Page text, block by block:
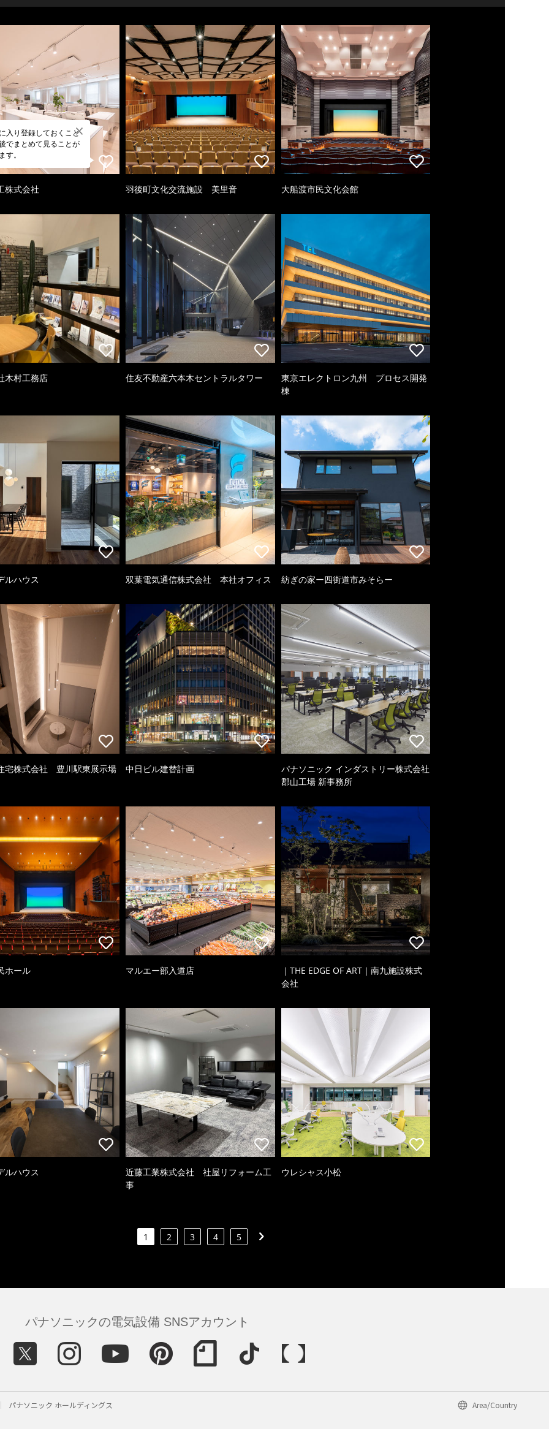
入り登録しておくこと
でまとめて見ることが
す。
株式会社 羽後町文化交流施設 美里音 大船渡市民文化会館
木村工務店 住友不動産六本木セントラルタワー
東京エレクトロン九州 プロセス開発
棟
ルハウス 双葉電気通信株式会社 本社オフィス 紡ぎの家ー四街道市みそらー
宅株式会社 豊川駅東展示場 中日ビル建替計画
パナソニック インダストリー株式会社
郡山工場 新事務所
ホール マルエー部入道店
｜THE EDGE OF ART｜南九施設株式
会社
ルハウス
近藤工業株式会社 社屋リフォーム工
事
ウレシャス小松
1 2 3 4 5
パナソニックの電気設備 SNSアカウント
パナソニック ホールディングス Area/Country